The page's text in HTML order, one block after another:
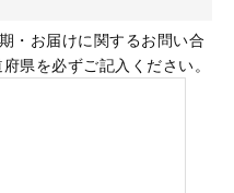
・お届けに関するお問い合
県を必ずご記入ください。